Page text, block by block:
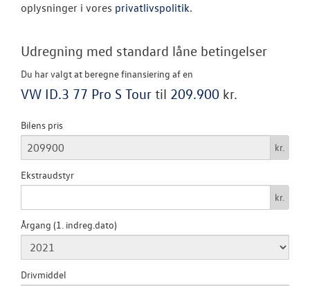
SKADECENTER
oplysninger i vores privatlivspolitik.
Udregning med standard låne betingelser
Du har valgt at beregne finansiering af en
VW ID.3 77 Pro S Tour til 209.900 kr.
Bilens pris
kr.
Ekstraudstyr
kr.
Årgang (1. indreg.dato)
Drivmiddel